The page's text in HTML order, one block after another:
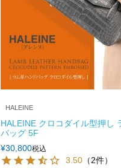
HALEINE
HALEINE クロコダイル型押し
バッグ 5F
¥30,800税込
3.50 （2件）